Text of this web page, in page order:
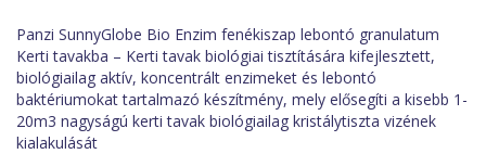
Panzi SunnyGlobe Bio Enzim fenékiszap lebontó granulatum
Kerti tavakba – Kerti tavak biológiai tisztítására kifejlesztett,
biológiailag aktív, koncentrált enzimeket és lebontó
baktériumokat tartalmazó készítmény, mely elősegíti a kisebb 1-
20m3 nagyságú kerti tavak biológiailag kristálytiszta vizének
kialakulását